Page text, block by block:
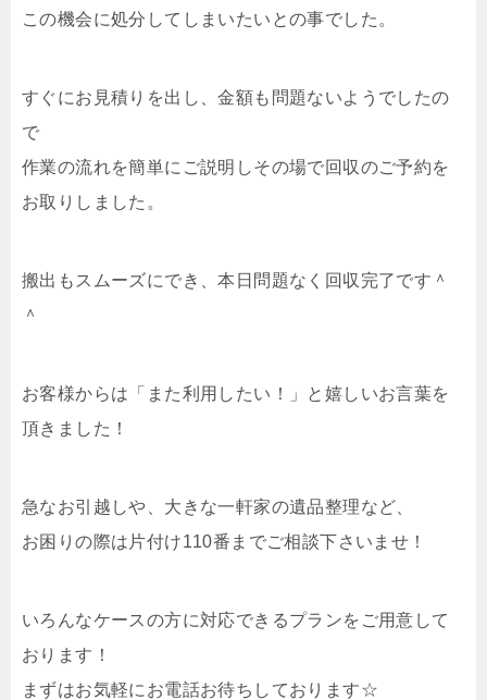
この機会に処分してしまいたいとの事でした。
すぐにお見積りを出し、金額も問題ないようでしたの
で
作業の流れを簡単にご説明しその場で回収のご予約を
お取りしました。
搬出もスムーズにでき、本日問題なく回収完了です＾
＾
お客様からは「また利用したい！」と嬉しいお言葉を
頂きました！
急なお引越しや、大きな一軒家の遺品整理など、
お困りの際は片付け110番までご相談下さいませ！
いろんなケースの方に対応できるプランをご用意して
おります！
まずはお気軽にお電話お待ちしております☆